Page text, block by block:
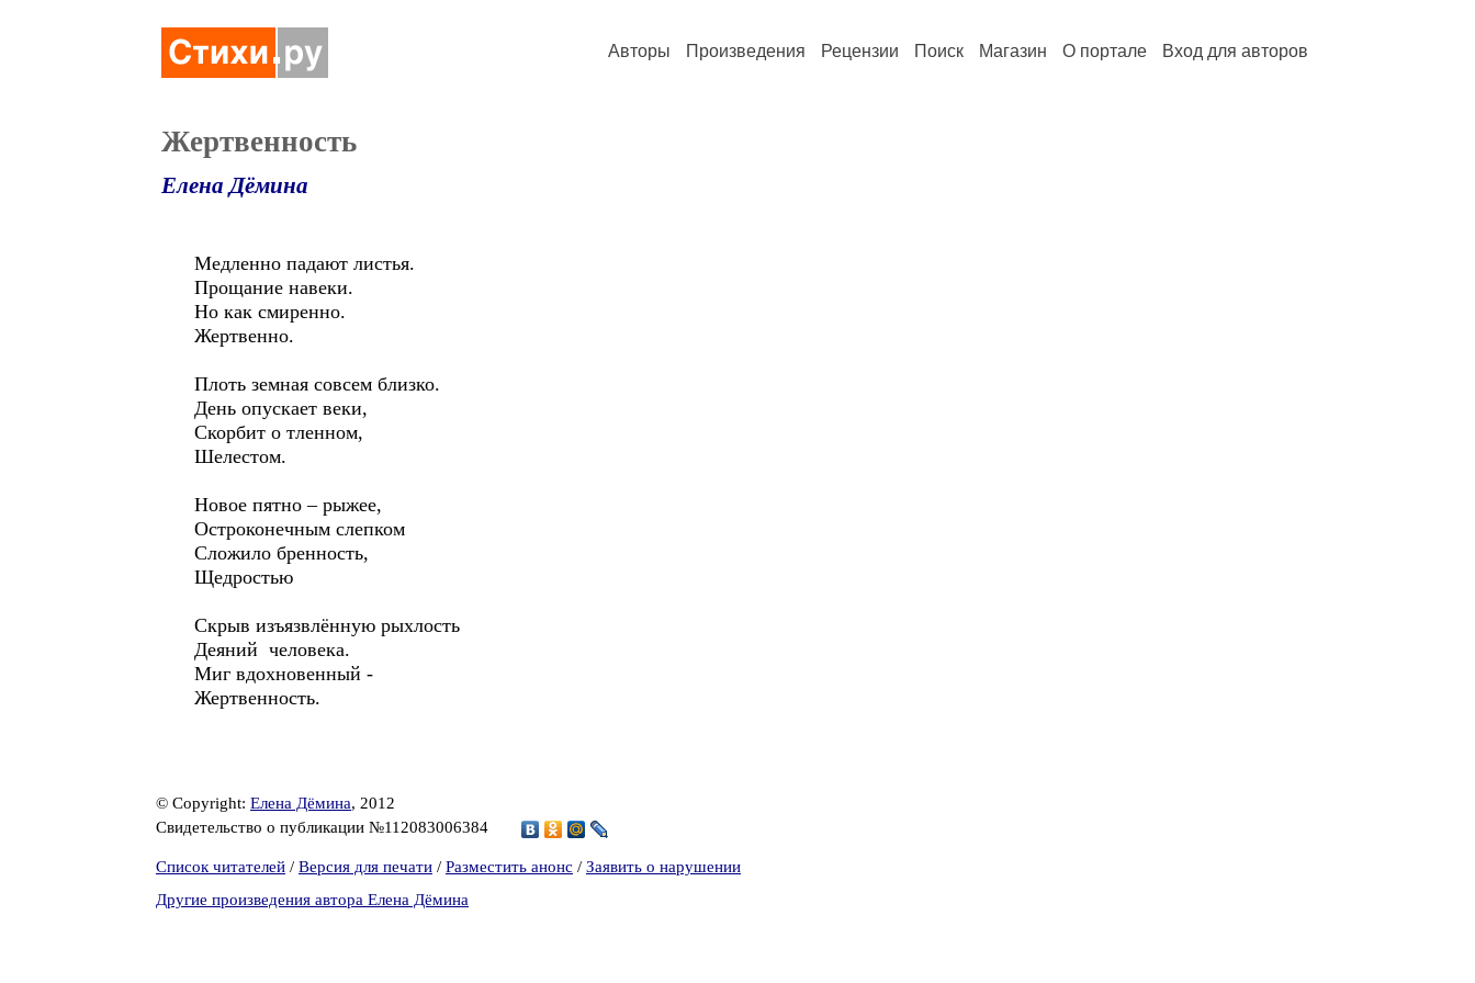
Авторы Произведения Рецензии Поиск Магазин О портале Вход для авторов
Жертвенность
Елена Дёмина
Медленно падают листья.
Прощание навеки.
Но как смиренно.
Жертвенно.
Плоть земная совсем близко.
День опускает веки,
Скорбит о тленном,
Шелестом.
Новое пятно – рыжее,
Остроконечным слепком
Сложило бренность,
Щедростью
Скрыв изъязвлённую рыхлость
Деяний человека.
Миг вдохновенный -
Жертвенность.
© Copyright: Елена Дёмина, 2012
Свидетельство о публикации №112083006384
Список читателей / Версия для печати / Разместить анонс / Заявить о нарушении
Другие произведения автора Елена Дёмина